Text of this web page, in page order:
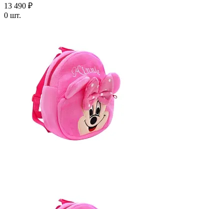
13 490 ₽
0 шт.